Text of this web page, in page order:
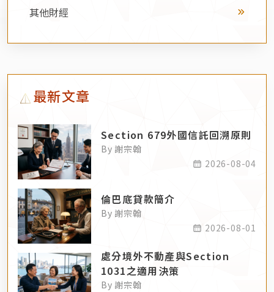
其他財經
最新文章
Section 679外國信託回溯原則
By 謝宗翰
2026-08-04
倫巴底貸款簡介
By 謝宗翰
2026-08-01
處分境外不動產與Section
1031之適用決策
By 謝宗翰